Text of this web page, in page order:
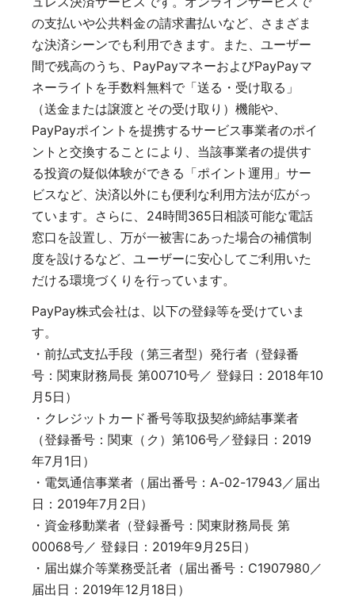
の支払いや公共料金の請求書払いなど、さまざま
な決済シーンでも利用できます。また、ユーザー
間で残高のうち、PayPayマネーおよびPayPayマ
ネーライトを手数料無料で「送る・受け取る」
（送金または譲渡とその受け取り）機能や、
PayPayポイントを提携するサービス事業者のポイ
ントと交換することにより、当該事業者の提供す
る投資の疑似体験ができる「ポイント運用」サー
ビスなど、決済以外にも便利な利用方法が広がっ
ています。さらに、24時間365日相談可能な電話
窓口を設置し、万が一被害にあった場合の補償制
度を設けるなど、ユーザーに安心してご利用いた
だける環境づくりを行っています。
PayPay株式会社は、以下の登録等を受けていま
す。
・前払式支払手段（第三者型）発行者（登録番
号：関東財務局長 第00710号／ 登録日：2018年10
月5日）
・クレジットカード番号等取扱契約締結事業者
（登録番号：関東（ク）第106号／登録日：2019
年7月1日）
・電気通信事業者（届出番号：A-02-17943／届出
日：2019年7月2日）
・資金移動業者（登録番号：関東財務局長 第
00068号／ 登録日：2019年9月25日）
・届出媒介等業務受託者（届出番号：C1907980／
届出日：2019年12月18日）